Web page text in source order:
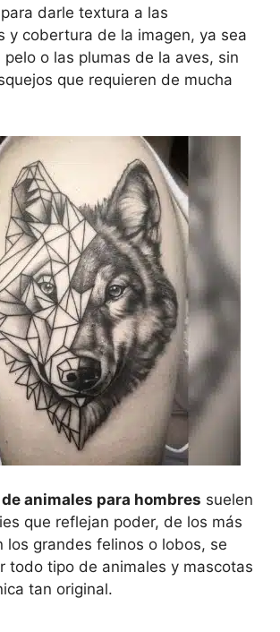
darle textura a las
y cobertura de la imagen, ya sea
pelo o las plumas de la aves, sin
que requieren de mucha
animales para hombres suelen
que reflejan poder, de los más
los grandes felinos o lobos, se
todo tipo de animales y mascotas
tan original.